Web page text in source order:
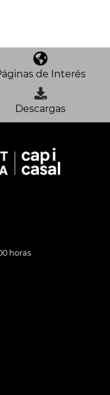
de Interés
Descargas
horas